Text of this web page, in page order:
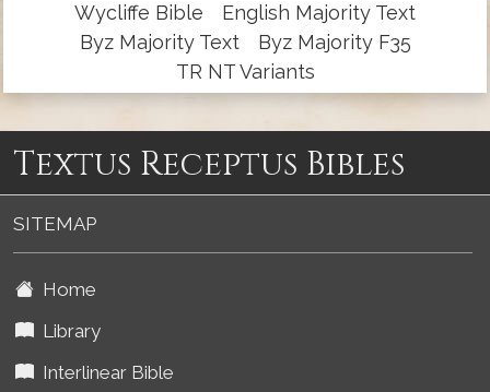
Wycliffe Bible
English Majority Text
Byz Majority Text
Byz Majority F35
TR NT Variants
Textus Receptus Bibles
SITEMAP
Home
Library
Interlinear Bible